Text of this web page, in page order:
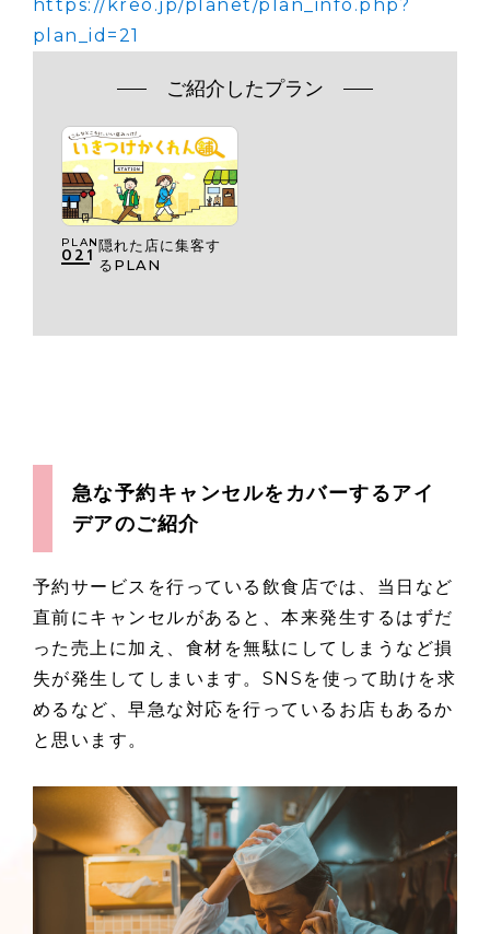
https://kreo.jp/planet/plan_info.php?
plan_id=21
ご紹介したプラン
PLAN
021 隠れた店に集客す
るPLAN
急な予約キャンセルをカバーするアイ
デアのご紹介
予約サービスを行っている飲食店では、当日など
直前にキャンセルがあると、本来発生するはずだ
った売上に加え、食材を無駄にしてしまうなど損
失が発生してしまいます。SNSを使って助けを求
めるなど、早急な対応を行っているお店もあるか
と思います。